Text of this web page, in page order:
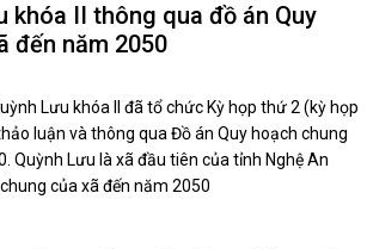
khóa II thông qua đồ án Quy
đến năm 2050
Lưu khóa II đã tổ chức Kỳ họp thứ 2 (kỳ họp
luận và thông qua Đồ án Quy hoạch chung
Quỳnh Lưu là xã đầu tiên của tỉnh Nghệ An
của xã đến năm 2050